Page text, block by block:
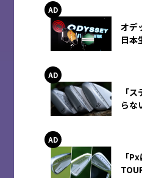
オデ
日本
「
らな
「